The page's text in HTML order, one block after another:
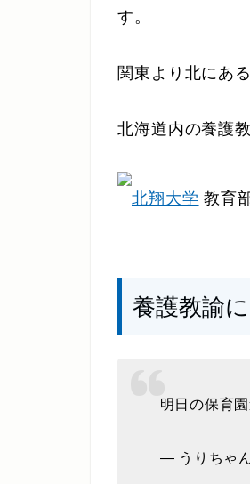
す。
関東より北にあ
北海道内の養護
北翔大学 教育
養護教諭
明日の保育
— うりちゃ